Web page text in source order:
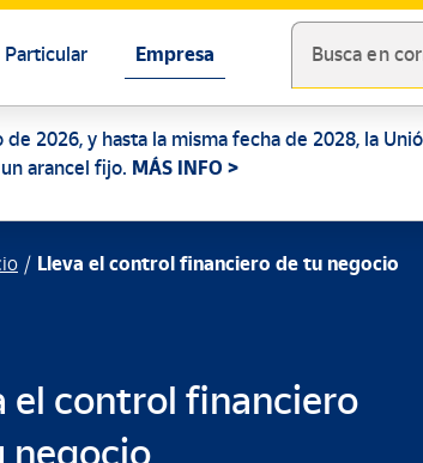
Particular Empresa Busca en
de 2026, y hasta la misma fecha de 2028, la
arancel fijo. MÁS INFO >
Lleva el control financiero de tu negocio
el control financiero
negocio